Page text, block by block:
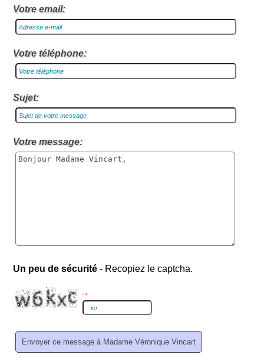
Votre email:
Votre téléphone:
Sujet:
Votre message:
Un peu de sécurité - Recopiez le captcha.
→